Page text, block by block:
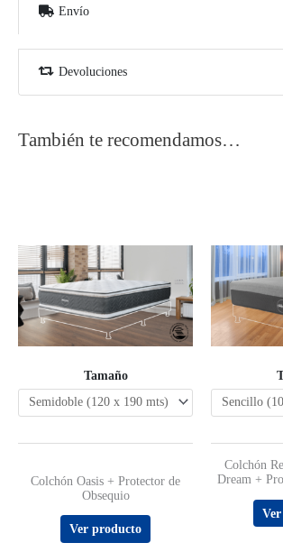
Envío
Devoluciones
También te recomendamos…
Tamaño
Valorado
con
4.33
Colchón Oasis + Protector de
Obsequio
Ver producto
Colchón
Dream +